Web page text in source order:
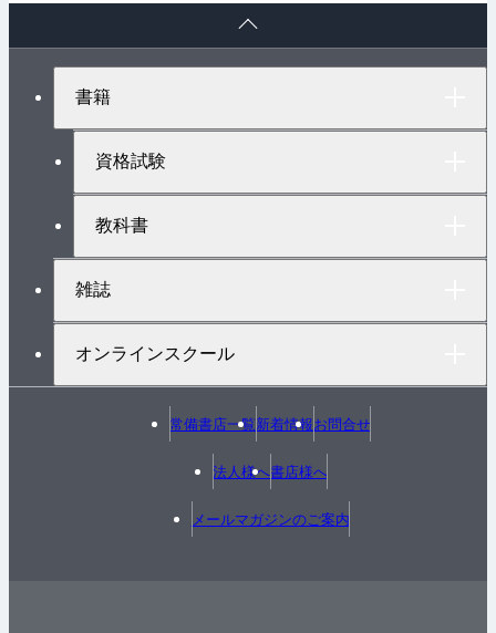
書籍
資格試験
教科書
雑誌
オンラインスクール
常備書店一覧新着情報お問合せ
法人様へ書店様へ
メールマガジンのご案内